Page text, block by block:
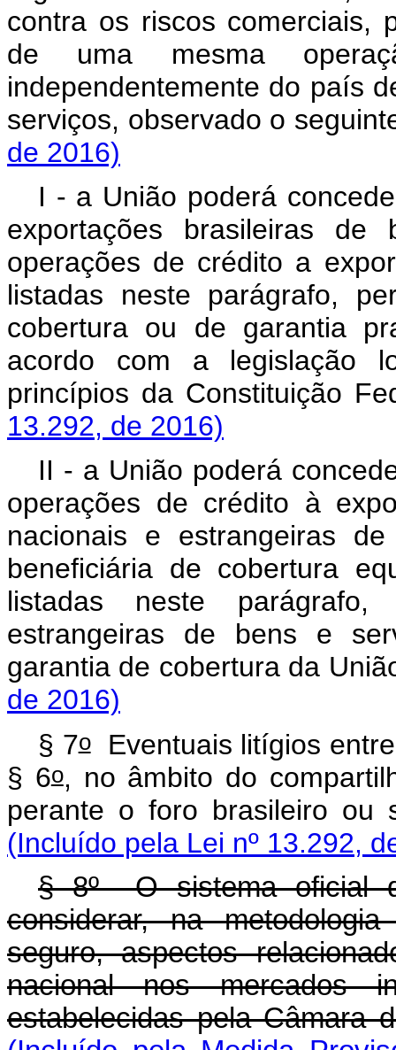
contra os riscos comerciais,
de uma mesma
independentemente do país
serviços, observado o
de 2016)
I - a União poderá
exportações brasileiras de
operações de crédito a
listadas neste parágrafo,
cobertura ou de garantia
acordo com a legislação
princípios da
13.292, de 2016)
II - a União poderá
operações de crédito à
nacionais e estrangeiras
beneficiária de cobertura
listadas neste
estrangeiras de bens e
garantia de cobertura
de 2016)
§ 7oEventuais litígios
§ 6o, no âmbito do
perante o foro
(Incluído pela Lei nº 13.292,
§ 8º O sistema oficial
considerar, na
seguro, aspectos
nacional nos mercados
estabelecidas pela